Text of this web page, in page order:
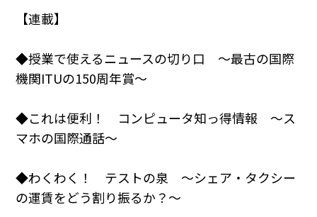
【連載】
◆授業で使えるニュースの切り口 ～最古の国際
機関ITUの150周年賞～
◆これは便利！ コンピュータ知っ得情報 ～ス
マホの国際通話～
◆わくわく！ テストの泉 ～シェア・タクシー
の運賃をどう割り振るか？～